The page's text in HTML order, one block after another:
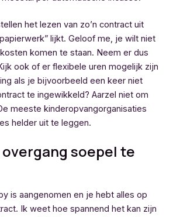
het lezen van zo’n contract uit
lijkt. Geloof me, je wilt niet
komen te staan. Neem er dus
ook of er flexibele uren mogelijk zijn
als je bijvoorbeeld een keer niet
te ingewikkeld? Aarzel niet om
meeste kinderopvangorganisaties
helder uit te leggen.
soepel te
is aangenomen en je hebt alles op
Ik weet hoe spannend het kan zijn